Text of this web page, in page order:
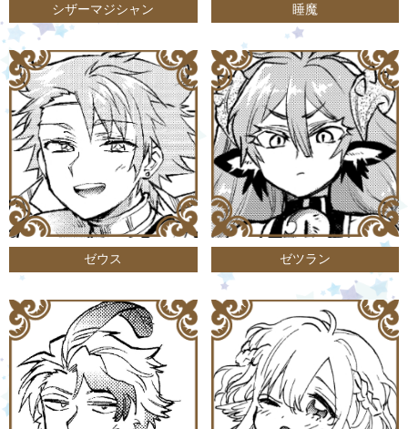
シザーマジシャン 睡魔
ゼウス ゼツラン